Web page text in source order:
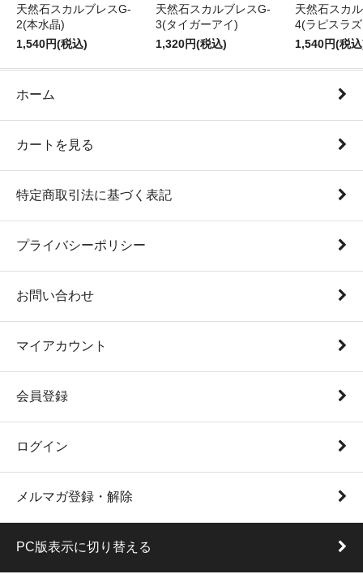
天然石スカルブレスG-
2(本水晶)
1,540円(税込)
天然石スカルブレスG-
3(タイガーアイ)
1,320円(税込)
天然石スカ
4(ラピスラ
1,540円(税
ホーム
カートを見る
特定商取引法に基づく表記
プライバシーポリシー
お問い合わせ
マイアカウント
会員登録
ログイン
メルマガ登録・解除
PC版表示に切り替える